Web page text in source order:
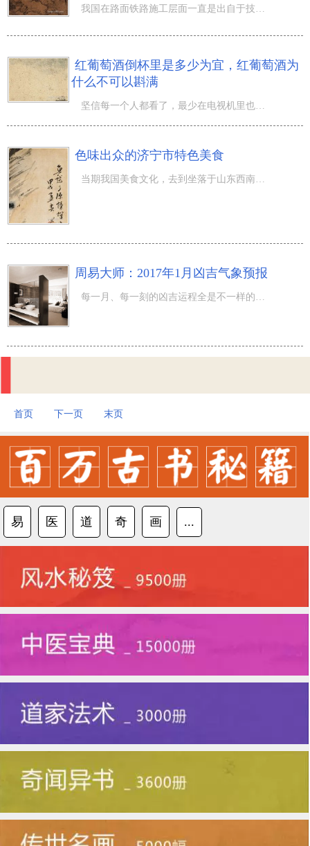
红葡萄酒倒杯里是多少为宜，红葡萄酒为
什么不可以斟满
坚信每一个人都看了，最少在电视机里也看了，红葡萄酒杯里的红葡萄酒，始终都不容易是斟满的情况，它是一种
色味出众的济宁市特色美食
当期我国美食文化，去到坐落于山东西南核心区，位于黄淮海平原与鲁中南山坡地工作交接地区的济宁市。济宁市
周易大师：2017年1月凶吉气象预报
每一月、每一刻的凶吉运程全是不一样的，不一样時间合适做不一样的事儿，按我国的历史悠久风俗习惯，何时办
首页 下一页 末页
易 医 道 奇 画 ...